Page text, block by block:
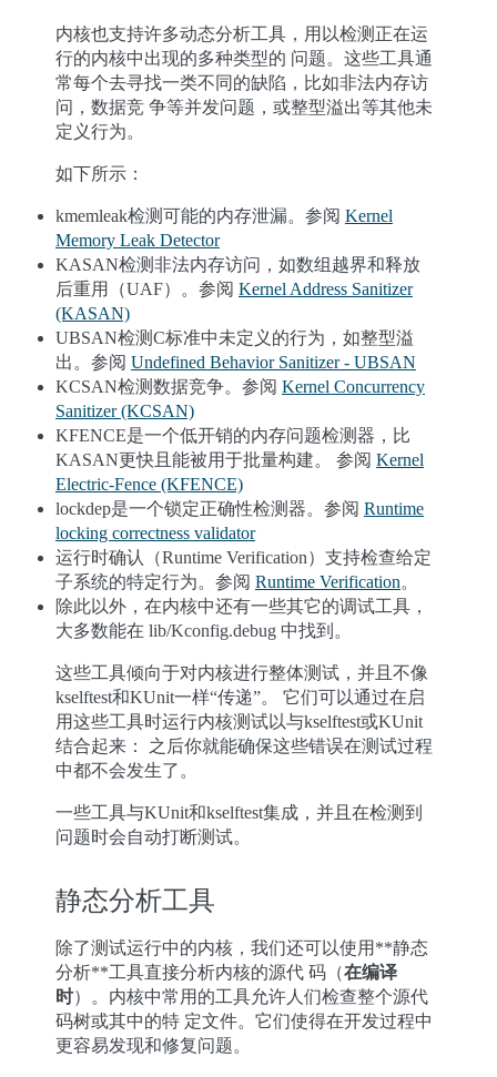
内核也支持许多动态分析工具，用以检测正在运
行的内核中出现的多种类型的 问题。这些工具通
常每个去寻找一类不同的缺陷，比如非法内存访
问，数据竞 争等并发问题，或整型溢出等其他未
定义行为。
如下所示：
kmemleak检测可能的内存泄漏。参阅 Kernel
Memory Leak Detector
KASAN检测非法内存访问，如数组越界和释放
后重用（UAF）。参阅 Kernel Address Sanitizer
(KASAN)
UBSAN检测C标准中未定义的行为，如整型溢
出。参阅 Undefined Behavior Sanitizer - UBSAN
KCSAN检测数据竞争。参阅 Kernel Concurrency
Sanitizer (KCSAN)
KFENCE是一个低开销的内存问题检测器，比
KASAN更快且能被用于批量构建。 参阅 Kernel
Electric-Fence (KFENCE)
lockdep是一个锁定正确性检测器。参阅 Runtime
locking correctness validator
运行时确认（Runtime Verification）支持检查给定
子系统的特定行为。参阅 Runtime Verification。
除此以外，在内核中还有一些其它的调试工具，
大多数能在 lib/Kconfig.debug 中找到。
这些工具倾向于对内核进行整体测试，并且不像
kselftest和KUnit一样“传递”。 它们可以通过在启
用这些工具时运行内核测试以与kselftest或KUnit
结合起来： 之后你就能确保这些错误在测试过程
中都不会发生了。
一些工具与KUnit和kselftest集成，并且在检测到
问题时会自动打断测试。
静态分析工具
除了测试运行中的内核，我们还可以使用**静态
分析**工具直接分析内核的源代 码（在编译
时）。内核中常用的工具允许人们检查整个源代
码树或其中的特 定文件。它们使得在开发过程中
更容易发现和修复问题。